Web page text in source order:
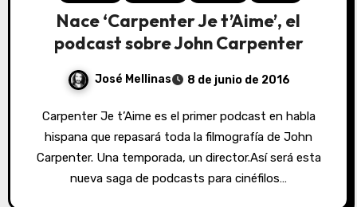
Nace ‘Carpenter Je t’Aime’, el
podcast sobre John Carpenter
José Mellinas 8 de junio de 2016
Carpenter Je t’Aime es el primer podcast en habla
hispana que repasará toda la filmografía de John
Carpenter. Una temporada, un director.Así será esta
nueva saga de podcasts para cinéfilos…